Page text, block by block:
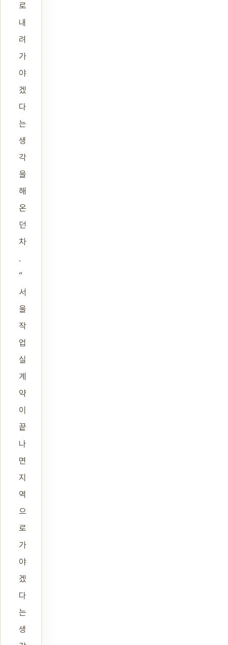
로
내
려
가
야
겠
다
는
생
각
을
해
온
던
차
.
“
서
울
작
업
실
계
약
이
끝
나
면
지
역
으
로
가
야
겠
다
는
생